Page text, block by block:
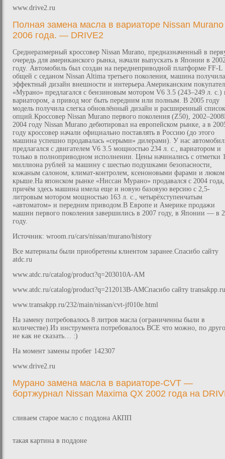
www.drive2.ru
Полная замена масла в вариаторе Nissan Murano
2006 года. — DRIVE2
Среднеразмерный кроссовер Nissan Murano, предназначенный в
очередь для американского рынка, начали выпускать в Японии в
году. Автомобиль был создан на переднеприводной платформе FF-L
общей с седаном Nissan Altima третьего поколения, машина получила
эффектный дизайн внешности и интерьера.Американским
«Мурано» предлагался с бензиновым мотором V6 3.5 (243–249 л. с.)
вариатором, а привод мог быть передним или полным. В 2005 году
модель получила слегка обновлённый дизайн и расширенный список
опций.Кроссовер Nissan Murano первого поколения (Z50),
2004 году Nissan Murano дебютировал на европейском рынке, а в
году кроссовер начали официально поставлять в Россию (до этого
машина успешно продавалась «серыми» дилерами). У нас
предлагался с двигателем V6 3.5 мощностью 234 л. с., вариатором и
только в полноприводном исполнении. Цены начинались с отметки
миллиона рублей за машину с шестью подушками безопасности,
кожаным салоном, климат-контролем, ксеноновыми фарами и
крыше.На японском рынке «Ниссан Мурано» продавался с 2004 года,
причём здесь машина имела еще и новую базовую версию с 2,5-
литровым мотором мощностью 163 л. с., четырёхступенчатым
«автоматом» и передним приводом.В Европе и Америке продажи
машин первого поколения завершились в 2007 году, в Японии — в
году.
Источник: wroom.ru/cars/nissan/murano/history
Все материалы были приобретены клиентом заранее.Спасибо сайту
atdc.ru
www.atdc.ru/catalog/product?q=203010A-AM
www.atdc.ru/catalog/product?q=212013B-AMСпасибо сайту transakpp.ru
www.transakpp.ru/232/main/nissan/cvt-jf010e.html
На замену потребовалось 8 литров масла (ограниченны были в
количестве).Из инструмента потребовалось ВСЕ что можно, по
не как не сказать… :)
На момент замены пробег 142307
www.drive2.ru
Мурано замена масла в вариаторе-CVT —
бортжурнал Nissan Maxima QX 2002 года на
сливаем старое масло с поддона АКПП
такая картина в поддоне